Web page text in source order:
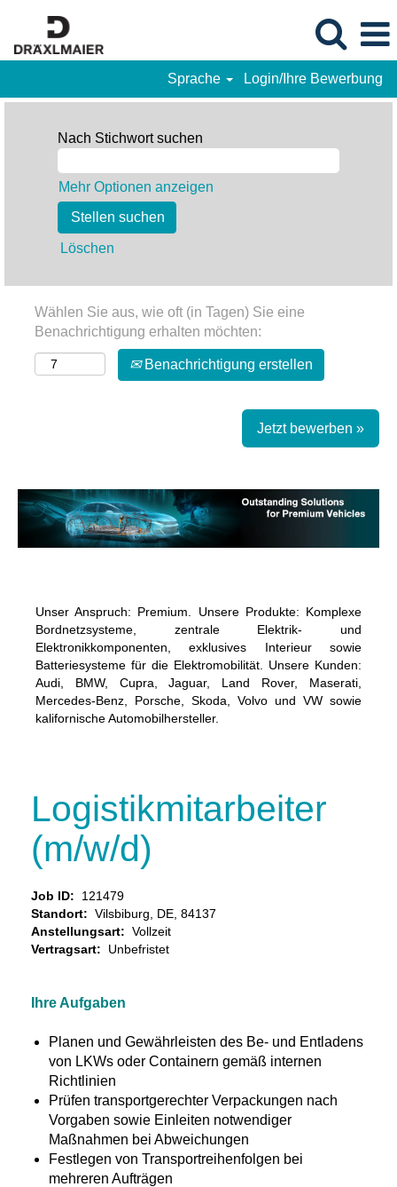
Sprache Login/Ihre Bewerbung
Nach Stichwort suchen
Mehr Optionen anzeigen
Löschen
Wählen Sie aus, wie oft (in Tagen) Sie eine
Benachrichtigung erhalten möchten:
Benachrichtigung erstellen
Jetzt bewerben »
Unser Anspruch: Premium. Unsere Produkte: Komplexe
Bordnetzsysteme, zentrale Elektrik- und
Elektronikkomponenten, exklusives Interieur sowie
Batteriesysteme für die Elektromobilität. Unsere Kunden:
Audi, BMW, Cupra, Jaguar, Land Rover, Maserati,
Mercedes-Benz, Porsche, Skoda, Volvo und VW sowie
kalifornische Automobilhersteller.
Logistikmitarbeiter
(m/w/d)
Job ID: 121479
Standort: Vilsbiburg, DE, 84137
Anstellungsart: Vollzeit
Vertragsart: Unbefristet
Ihre Aufgaben
Planen und Gewährleisten des Be- und Entladens
von LKWs oder Containern gemäß internen
Richtlinien
Prüfen transportgerechter Verpackungen nach
Vorgaben sowie Einleiten notwendiger
Maßnahmen bei Abweichungen
Festlegen von Transportreihenfolgen bei
mehreren Aufträgen